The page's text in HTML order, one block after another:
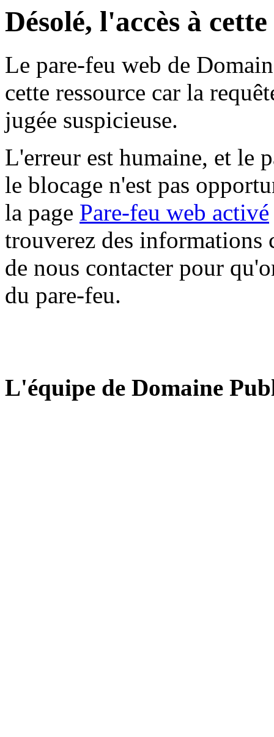
Désolé, l'accès à
Le pare-feu web de
cette ressource car la
jugée suspicieuse.
L'erreur est humaine, et le
le blocage n'est pas
la page Pare-feu web activé
trouverez des informations
de nous contacter pour
du pare-feu.
L'équipe de Domaine